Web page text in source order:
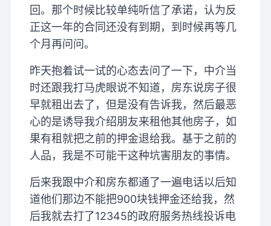
回。那个时候比较单纯听信了承诺，认为反
正这一年的合同还没有到期，到时候再等几
个月再问问。
昨天抱着试一试的心态去问了一下，中介当
时还跟我打马虎眼说不知道，房东说房子很
早就租出去了，但是没有告诉我，然后最恶
心的是诱导我介绍朋友来租他其他房子，如
果有租就把之前的押金退给我。基于之前的
人品，我是不可能干这种坑害朋友的事情。
后来我跟中介和房东都通了一遍电话以后知
道他们那边不能把900块钱押金还给我，然
后我就去打了12345的政府服务热线投诉电